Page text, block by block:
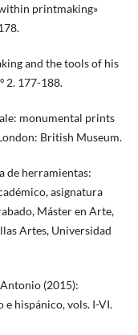
printmaking»
and the tools of his
2. 177-188.
monumental prints
British Museum.
de herramientas:
asignatura
Máster en Arte,
Artes, Universidad
(2015):
hispánico, vols. I-VI.